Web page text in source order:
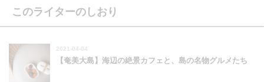
このライターのしおり
2021-04-04
【奄美大島】海辺の絶景カフェと、島の名物グルメたち